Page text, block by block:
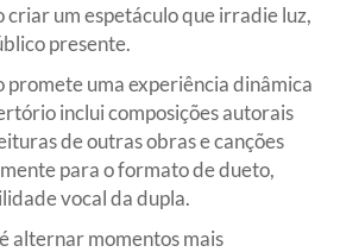
criar um espetáculo que irradie luz,
presente.
promete uma experiência dinâmica
inclui composições autorais
de outras obras e canções
para o formato de dueto,
vocal da dupla.
alternar momentos mais